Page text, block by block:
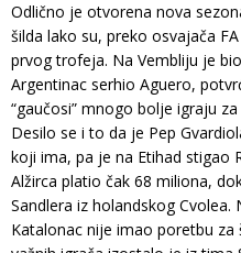
Odlično je otvorena nova
šilda lako su, preko osvajača
prvog trofeja. Na Vembliju je
Argentinac serhio Aguero,
“gaučosi” mnogo bolje igraju
Desilo se i to da je Pep
koji ima, pa je na Etihad stigao
Alžirca platio čak 68 miliona,
Sandlera iz holandskog
Katalonac nije imao poretbu